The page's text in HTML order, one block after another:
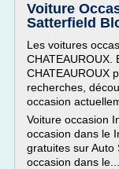
Voiture
Satterfield
Les voitures
CHATEAUROUX.
CHATEAUROUX
recherches,
occasion
Voiture occasion
occasion dans le
gratuites sur Auto
occasion dans le...